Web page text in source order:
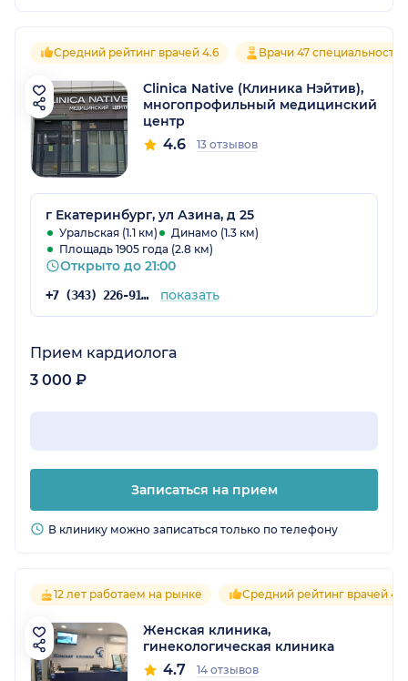
Средний рейтинг врачей 4.6 Врачи 47 специальностей
Clinica Native (Клиника Нэйтив),
многопрофильный медицинский
центр
4.6 13 отзывов
г Екатеринбург, ул Азина, д 25
Уральская (1.1 км)
Динамо (1.3 км)
Площадь 1905 года (2.8 км)
Открыто до 21:00
+7 (343) 226-91-70 показать
Прием кардиолога
3 000 ₽
Записаться на прием
В клинику можно записаться только по телефону
12 лет работаем на рынке Средний рейтинг врачей 4.7
Женская клиника,
гинекологическая клиника
4.7 14 отзывов